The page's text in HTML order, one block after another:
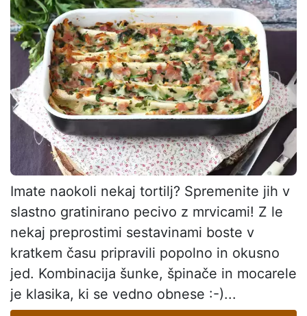
Imate naokoli nekaj tortilj? Spremenite jih v
slastno gratinirano pecivo z mrvicami! Z le
nekaj preprostimi sestavinami boste v
kratkem času pripravili popolno in okusno
jed. Kombinacija šunke, špinače in mocarele
je klasika, ki se vedno obnese :-)...